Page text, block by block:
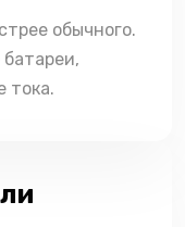
обычного.
тока.